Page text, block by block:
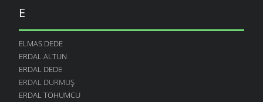
E
ELMAS DEDE
ERDAL ALTUN
ERDAL DEDE
ERDAL DURMUŞ
ERDAL TOHUMCU